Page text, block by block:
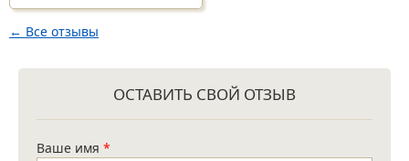
← Все отзывы
ОСТАВИТЬ СВОЙ ОТЗЫВ
Ваше имя *